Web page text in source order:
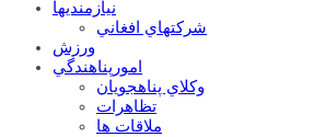
نيازمنديها
شرکتهاي افغاني
ورزش
امورپناهندگي
وکلاي پناهجويان
تظاهرات
ملاقات ها